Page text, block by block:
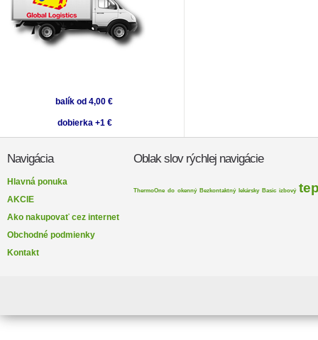
balík od 4,00 €
dobierka +1 €
Navigácia
Hlavná ponuka
AKCIE
Ako nakupovať cez internet
Obchodné podmienky
Kontakt
Oblak slov rýchlej navigácie
ThermoOne do okenný Bezkontaktný lekársky Basic izbový